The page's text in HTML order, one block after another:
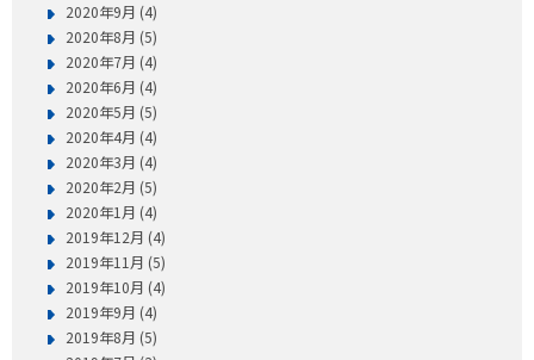
2020年9月 (4)
2020年8月 (5)
2020年7月 (4)
2020年6月 (4)
2020年5月 (5)
2020年4月 (4)
2020年3月 (4)
2020年2月 (5)
2020年1月 (4)
2019年12月 (4)
2019年11月 (5)
2019年10月 (4)
2019年9月 (4)
2019年8月 (5)